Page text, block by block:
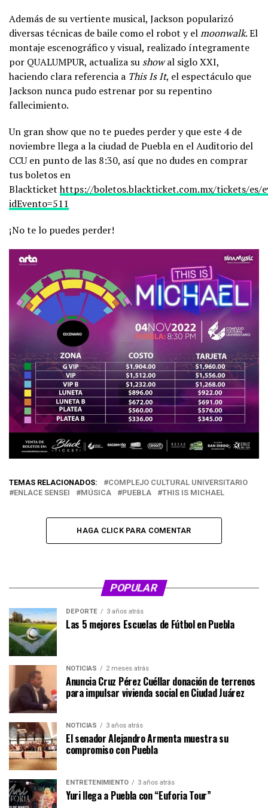
Además de su vertiente musical, Jackson popularizó
diversas técnicas de baile como el robot y elmoonwalk. El
montaje escenográfico y visual, realizado íntegramente
por QUALUMPUR, actualiza su showal siglo XXI,
haciendo clara referencia a This Is It, el espectáculo que
Jackson nunca pudo estrenar por su repentino
fallecimiento.
Un gran show que no te puedes perder y que este 4 de
noviembre llega a la ciudad de Puebla en el Auditorio del
CCU en punto de las 8:30, así que no dudes en comprar
tus boletos en
Blacktickethttps://boletos.blackticket.com.mx/tickets/es/
idEvento=511
¡No te lo puedes perder!
TEMAS RELACIONADOS:
COMPLEJO CULTURAL UNIVERSITARIO
ENLACE SENSEI
MÚSICA PUEBLA THIS IS MICHAEL
HAGA CLICK PARA COMENTAR
POPULAR
DEPORTE 3 años atrás
Las 5 mejores Escuelas de Fútbol en Puebla
NOTICIAS 2 meses atrás
Anuncia Cruz Pérez Cuéllar donación de terrenos
para impulsar vivienda social en Ciudad Juárez
NOTICIAS 3 años atrás
El senador Alejandro Armenta muestra su
compromiso con Puebla
ENTRETENIMIENTO 3 años atrás
Yuri llega a Puebla con “Euforia Tour”